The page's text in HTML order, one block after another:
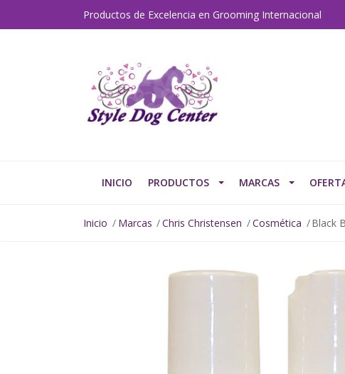
Productos de Excelencia en Grooming Internacional
INICIO PRODUCTOS MARCAS
Inicio Marcas Chris Christensen Cosmética Black